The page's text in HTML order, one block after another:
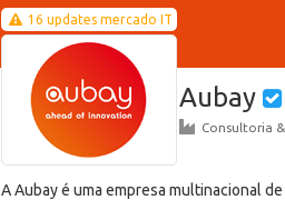
16 updates mercado IT
Aubay
Consultoria
A Aubay é uma empresa multinacional